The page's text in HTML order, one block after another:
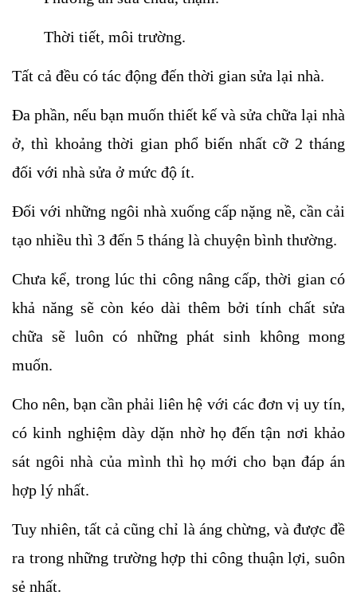
Thời tiết, môi trường.
Tất cả đều có tác động đến thời gian sửa lại nhà.
Đa phần, nếu bạn muốn thiết kế và sửa chữa lại nhà
ở, thì khoảng thời gian phổ biến nhất cỡ 2 tháng
đối với nhà sửa ở mức độ ít.
Đối với những ngôi nhà xuống cấp nặng nề, cần cải
tạo nhiều thì 3 đến 5 tháng là chuyện bình thường.
Chưa kể, trong lúc thi công nâng cấp, thời gian có
khả năng sẽ còn kéo dài thêm bởi tính chất sửa
chữa sẽ luôn có những phát sinh không mong
muốn.
Cho nên, bạn cần phải liên hệ với các đơn vị uy tín,
có kinh nghiệm dày dặn nhờ họ đến tận nơi khảo
sát ngôi nhà của mình thì họ mới cho bạn đáp án
hợp lý nhất.
Tuy nhiên, tất cả cũng chỉ là áng chừng, và được đề
ra trong những trường hợp thi công thuận lợi, suôn
sẻ nhất.